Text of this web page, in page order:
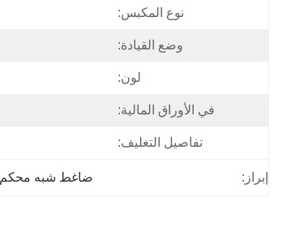
نوع المكبس:
وضع القيادة:
لون:
في الأوراق المالية:
تفاصيل التغليف:
إبراز: ضاغط شبه محكم